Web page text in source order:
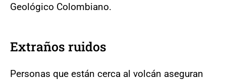
Geológico Colombiano.
Extraños ruidos
Personas que están cerca al volcán aseguran